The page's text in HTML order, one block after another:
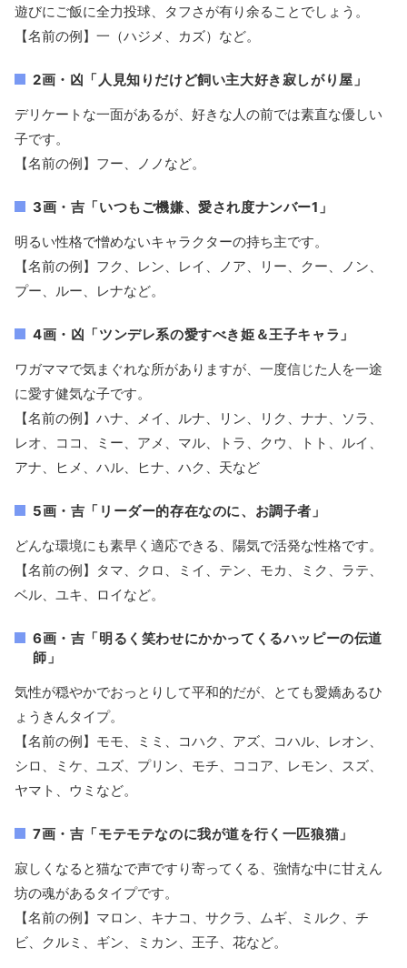
遊びにご飯に全力投球、タフさが有り余ることでしょう。
【名前の例】一（ハジメ、カズ）など。
2画・凶「人見知りだけど飼い主大好き寂しがり屋」
デリケートな一面があるが、好きな人の前では素直な優しい
子です。
【名前の例】フー、ノノなど。
3画・吉「いつもご機嫌、愛され度ナンバー1」
明るい性格で憎めないキャラクターの持ち主です。
【名前の例】フク、レン、レイ、ノア、リー、クー、ノン、
プー、ルー、レナなど。
4画・凶「ツンデレ系の愛すべき姫＆王子キャラ」
ワガママで気まぐれな所がありますが、一度信じた人を一途
に愛す健気な子です。
【名前の例】ハナ、メイ、ルナ、リン、リク、ナナ、ソラ、
レオ、ココ、ミー、アメ、マル、トラ、クウ、トト、ルイ、
アナ、ヒメ、ハル、ヒナ、ハク、天など
5画・吉「リーダー的存在なのに、お調子者」
どんな環境にも素早く適応できる、陽気で活発な性格です。
【名前の例】タマ、クロ、ミイ、テン、モカ、ミク、ラテ、
ベル、ユキ、ロイなど。
6画・吉「明るく笑わせにかかってくるハッピーの伝道
師」
気性が穏やかでおっとりして平和的だが、とても愛嬌あるひ
ょうきんタイプ。
【名前の例】モモ、ミミ、コハク、アズ、コハル、レオン、
シロ、ミケ、ユズ、プリン、モチ、ココア、レモン、スズ、
ヤマト、ウミなど。
7画・吉「モテモテなのに我が道を行く一匹狼猫」
寂しくなると猫なで声ですり寄ってくる、強情な中に甘えん
坊の魂があるタイプです。
【名前の例】マロン、キナコ、サクラ、ムギ、ミルク、チ
ビ、クルミ、ギン、ミカン、王子、花など。